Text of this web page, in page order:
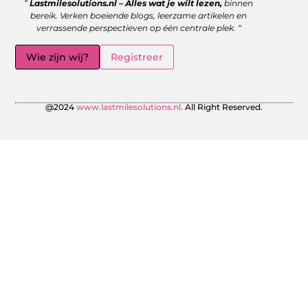
”Lastmilesolutions.nl – Alles wat je wilt lezen, binnen
bereik. Verken boeiende blogs, leerzame artikelen en
verrassende perspectieven op één centrale plek. “
Wie zijn wij? Registreer
@2024 www.lastmilesolutions.nl. All Right Reserved.